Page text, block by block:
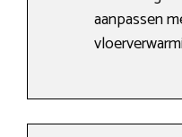
aanpassen